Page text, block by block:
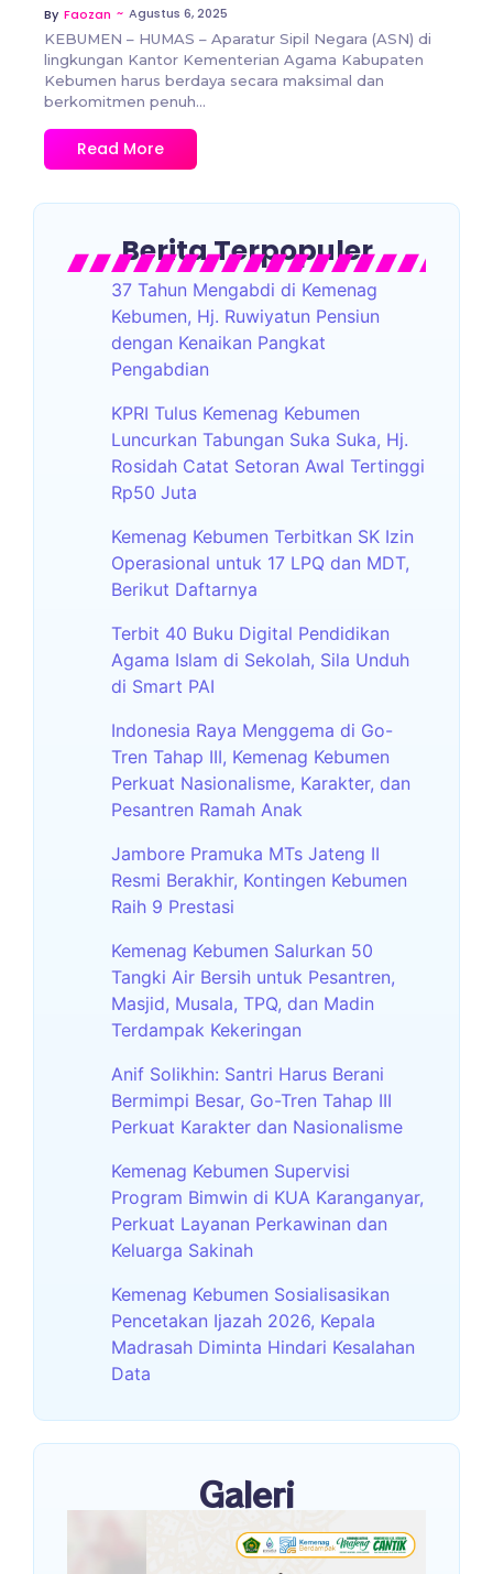
By Faozan ~ Agustus 6, 2025
KEBUMEN – HUMAS – Aparatur Sipil Negara (ASN) di
lingkungan Kantor Kementerian Agama Kabupaten
Kebumen harus berdaya secara maksimal dan
berkomitmen penuh...
Read More
Berita Terpopuler
37 Tahun Mengabdi di Kemenag
Kebumen, Hj. Ruwiyatun Pensiun
dengan Kenaikan Pangkat
Pengabdian
KPRI Tulus Kemenag Kebumen
Luncurkan Tabungan Suka Suka, Hj.
Rosidah Catat Setoran Awal Tertinggi
Rp50 Juta
Kemenag Kebumen Terbitkan SK Izin
Operasional untuk 17 LPQ dan MDT,
Berikut Daftarnya
Terbit 40 Buku Digital Pendidikan
Agama Islam di Sekolah, Sila Unduh
di Smart PAI
Indonesia Raya Menggema di Go-
Tren Tahap III, Kemenag Kebumen
Perkuat Nasionalisme, Karakter, dan
Pesantren Ramah Anak
Jambore Pramuka MTs Jateng II
Resmi Berakhir, Kontingen Kebumen
Raih 9 Prestasi
Kemenag Kebumen Salurkan 50
Tangki Air Bersih untuk Pesantren,
Masjid, Musala, TPQ, dan Madin
Terdampak Kekeringan
Anif Solikhin: Santri Harus Berani
Bermimpi Besar, Go-Tren Tahap III
Perkuat Karakter dan Nasionalisme
Kemenag Kebumen Supervisi
Program Bimwin di KUA Karanganyar,
Perkuat Layanan Perkawinan dan
Keluarga Sakinah
Kemenag Kebumen Sosialisasikan
Pencetakan Ijazah 2026, Kepala
Madrasah Diminta Hindari Kesalahan
Data
Galeri